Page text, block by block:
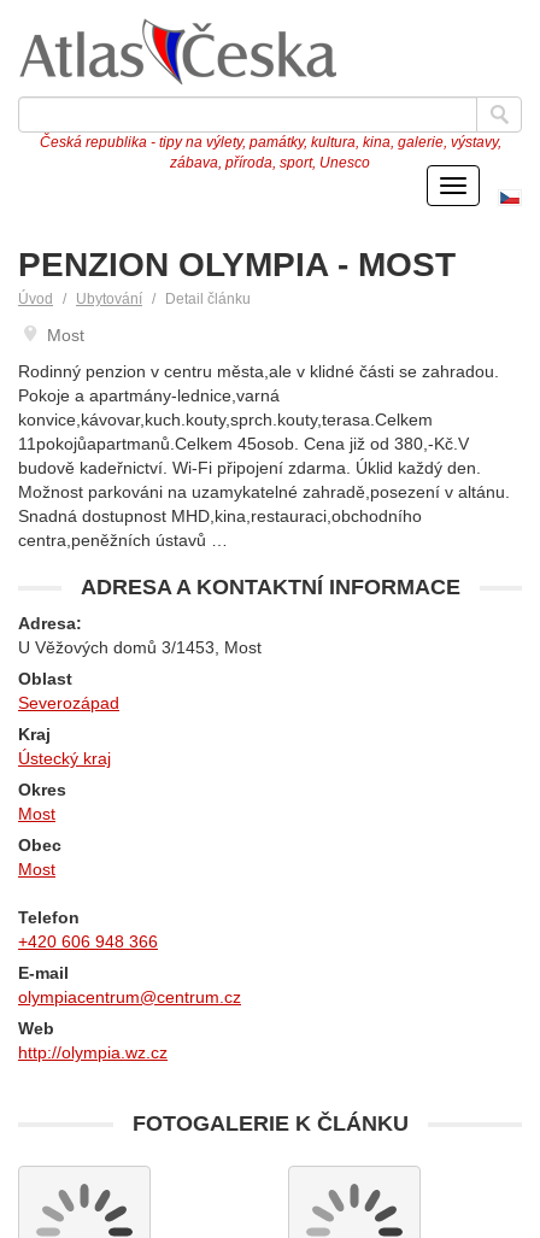
Česká republika - tipy na výlety, památky, kultura, kina, galerie, výstavy,
zábava, příroda, sport, Unesco
Menu
PENZION OLYMPIA - MOST
Úvod Ubytování Detail článku
Most
Rodinný penzion v centru města,ale v klidné části se zahradou.
Pokoje a apartmány-lednice,varná
konvice,kávovar,kuch.kouty,sprch.kouty,terasa.Celkem
11pokojůapartmanů.Celkem 45osob. Cena již od 380,-Kč.V
budově kadeřnictví. Wi-Fi připojení zdarma. Úklid každý den.
Možnost parkováni na uzamykatelné zahradě,posezení v altánu.
Snadná dostupnost MHD,kina,restauraci,obchodního
centra,peněžních ústavů …
ADRESA A KONTAKTNÍ INFORMACE
Adresa:
U Věžových domů 3/1453, Most
Oblast
Severozápad
Kraj
Ústecký kraj
Okres
Most
Obec
Most
Telefon
+420 606 948 366
E-mail
olympiacentrum@centrum.cz
Web
http://olympia.wz.cz
FOTOGALERIE K ČLÁNKU